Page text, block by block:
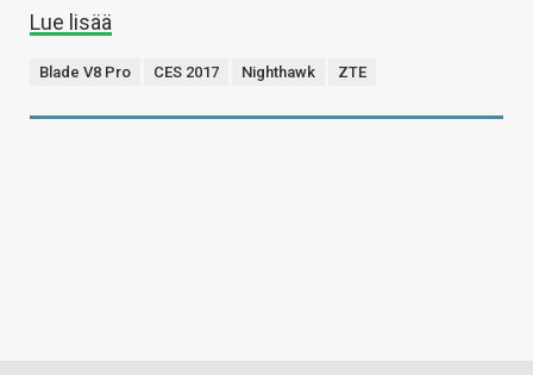
Lue lisää
Blade V8 Pro CES 2017 Nighthawk ZTE